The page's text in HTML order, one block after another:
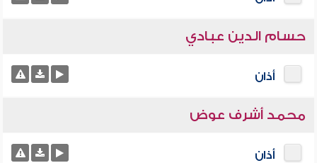
حسام الدين عبادي
أذان
محمد أشرف عوض
أذان